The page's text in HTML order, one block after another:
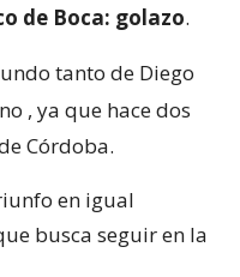
de Boca: golazo.
tanto de Diego
, ya que hace dos
Córdoba.
en igual
busca seguir en la